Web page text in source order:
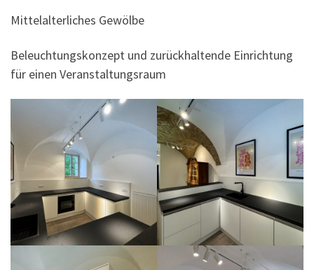
Mittelalterliches Gewölbe
Beleuchtungskonzept und zurückhaltende Einrichtung
für einen Veranstaltungsraum